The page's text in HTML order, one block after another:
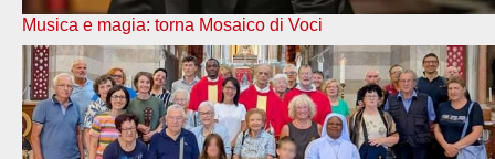
Musica e magia: torna Mosaico di Voci